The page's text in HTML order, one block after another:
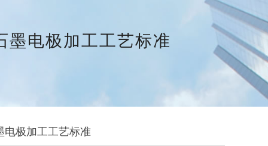
墨电极加工工艺标准
电极加工工艺标准